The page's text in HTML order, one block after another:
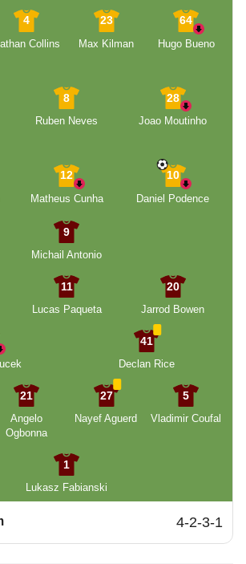
4
Collins
23
Max Kilman
64
Hugo Bueno
8
Ruben Neves
28
Joao Moutinho
12
Matheus Cunha
10
Daniel Podence
9
Michail Antonio
11
Lucas Paqueta
20
Jarrod Bowen
41
Declan Rice
21
Angelo
Ogbonna
27
Nayef Aguerd
5
Vladimir Coufal
1
Lukasz Fabianski
4-2-3-1